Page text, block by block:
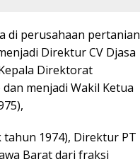
di perusahaan pertanian
Direktur CV Djasa
Direktorat
menjadi Wakil Ketua
tahun 1974), Direktur PT
Barat dari fraksi